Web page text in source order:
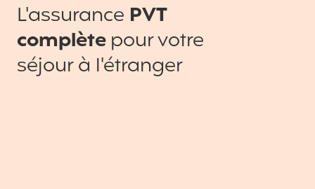
L'assurance PVT
complètepour votre
séjour à l'étranger